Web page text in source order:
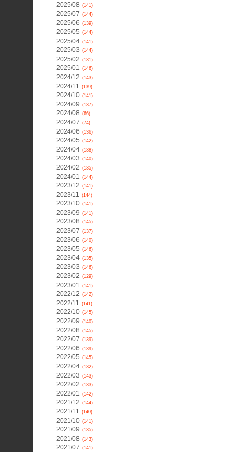
2025/08 (141)
2025/07 (144)
2025/06 (139)
2025/05 (144)
2025/04 (141)
2025/03 (144)
2025/02 (131)
2025/01 (146)
2024/12 (143)
2024/11 (139)
2024/10 (141)
2024/09 (137)
2024/08 (66)
2024/07 (74)
2024/06 (136)
2024/05 (142)
2024/04 (138)
2024/03 (140)
2024/02 (135)
2024/01 (144)
2023/12 (141)
2023/11 (144)
2023/10 (141)
2023/09 (141)
2023/08 (145)
2023/07 (137)
2023/06 (140)
2023/05 (146)
2023/04 (135)
2023/03 (146)
2023/02 (129)
2023/01 (141)
2022/12 (142)
2022/11 (141)
2022/10 (145)
2022/09 (140)
2022/08 (145)
2022/07 (139)
2022/06 (139)
2022/05 (145)
2022/04 (132)
2022/03 (143)
2022/02 (133)
2022/01 (142)
2021/12 (144)
2021/11 (140)
2021/10 (141)
2021/09 (135)
2021/08 (143)
2021/07 (141)